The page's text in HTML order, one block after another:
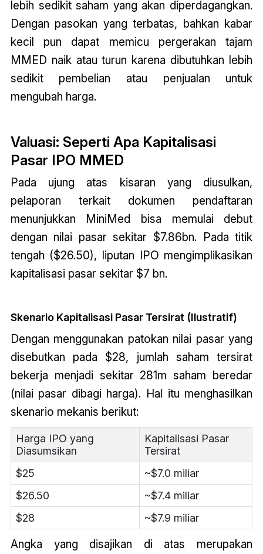
lebih sedikit saham yang akan diperdagangkan.
Dengan pasokan yang terbatas, bahkan kabar
kecil pun dapat memicu pergerakan tajam
MMED naik atau turun karena dibutuhkan lebih
sedikit pembelian atau penjualan untuk
mengubah harga.
Valuasi: Seperti Apa Kapitalisasi
Pasar IPO MMED
Pada ujung atas kisaran yang diusulkan,
pelaporan terkait dokumen pendaftaran
menunjukkan MiniMed bisa memulai debut
dengan nilai pasar sekitar $7.86bn. Pada titik
tengah ($26.50), liputan IPO mengimplikasikan
kapitalisasi pasar sekitar $7 bn.
Skenario Kapitalisasi Pasar Tersirat (Ilustratif)
Dengan menggunakan patokan nilai pasar yang
disebutkan pada $28, jumlah saham tersirat
bekerja menjadi sekitar 281m saham beredar
(nilai pasar dibagi harga). Hal itu menghasilkan
skenario mekanis berikut:
Harga IPO yang
Diasumsikan
Kapitalisasi Pasar
Tersirat
$25
~$7.0 miliar
$26.50
~$7.4 miliar
$28
~$7.9 miliar
Angka yang disajikan di atas merupakan